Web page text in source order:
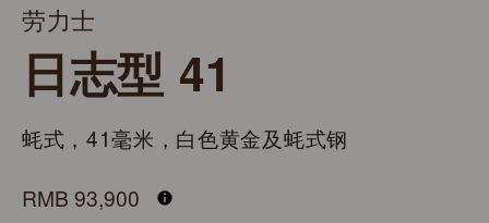
劳力士
日志型 41
蚝式，41毫米，白色黄金及蚝式钢
RMB 93,900